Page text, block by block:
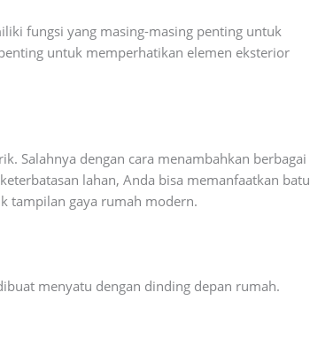
fungsi yang masing-masing penting untuk
untuk memperhatikan elemen eksterior
Salahnya dengan cara menambahkan berbagai
lahan, Anda bisa memanfaatkan batu
tampilan gaya rumah modern.
menyatu dengan dinding depan rumah.